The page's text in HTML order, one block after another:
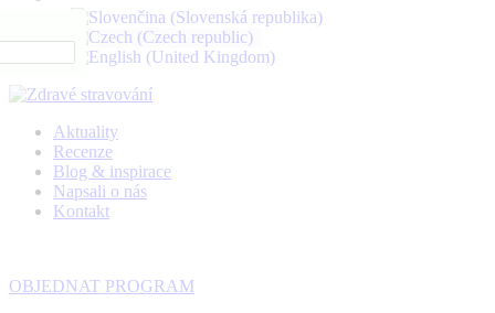
Aktuality
Recenze
Blog & inspirace
Napsali o nás
Kontakt
OBJEDNAT PROGRAM